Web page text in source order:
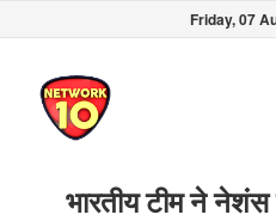
Friday, 07
भारतीय टीम ने